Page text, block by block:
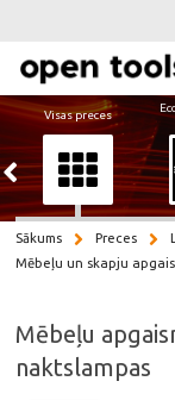
Visas preces
Sākums Preces
Mēbeļu un skapju
Mēbeļu
naktslampas